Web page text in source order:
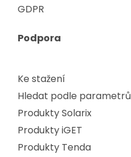
GDPR
Podpora
Ke stažení
Hledat podle parametrů
Produkty Solarix
Produkty iGET
Produkty Tenda